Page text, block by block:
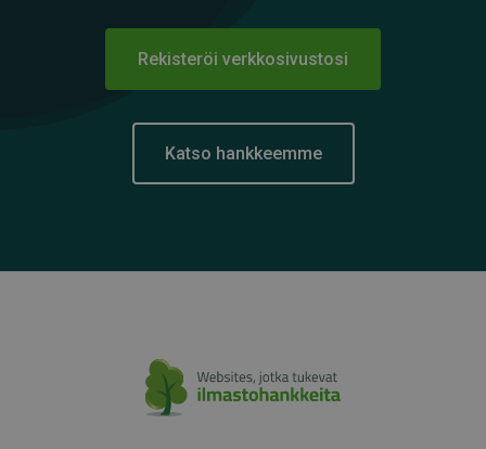
Rekisteröi verkkosivustosi
Katso hankkeemme